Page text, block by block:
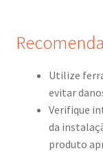
Utilize
evitar
Verifique
da
produto